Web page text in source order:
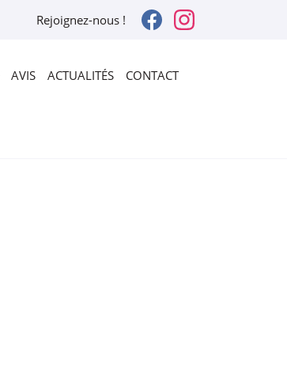
Rejoignez-nous !
AVIS ACTUALITÉS CONTACT